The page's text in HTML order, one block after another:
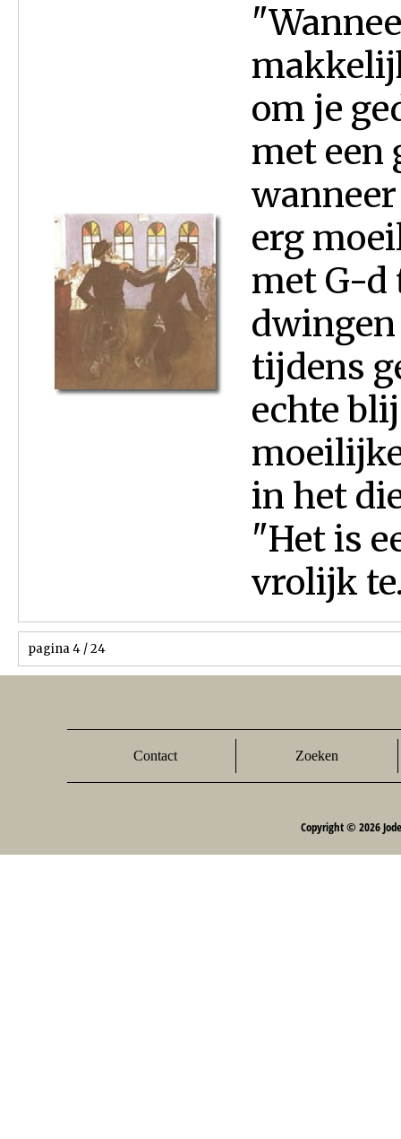
om je
met een
erg
met G-d
tijdens
echte
in het
"Het is
vrolijk
pagina 4 / 24
Contact Zoeken
Copyright © 2026